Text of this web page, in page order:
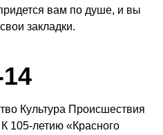
вам по душе, и вы
закладки.
Культура Происшествия
К 105-летию «Красного